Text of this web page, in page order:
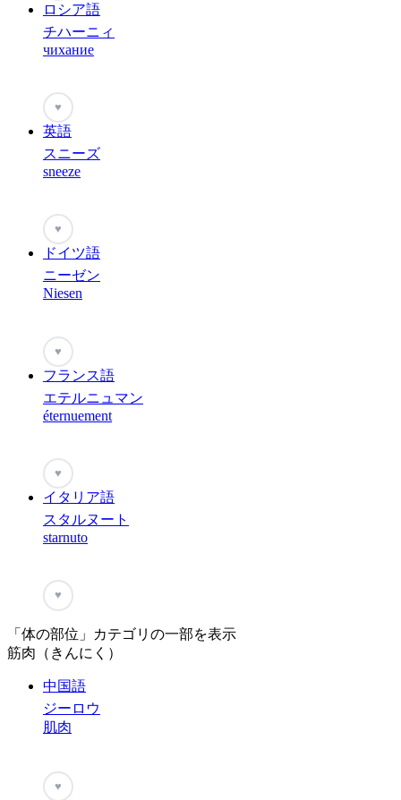
ロシア語
チハーニィ
чихание
♥
英語
スニーズ
sneeze
♥
ドイツ語
ニーゼン
Niesen
♥
フランス語
エテルニュマン
éternuement
♥
イタリア語
スタルヌート
starnuto
♥
「体の部位」カテゴリの一部を表示
筋肉（きんにく）
中国語
ジーロウ
肌肉
♥